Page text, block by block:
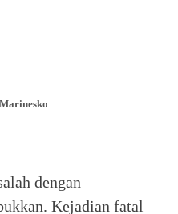
dengan
Kejadian fatal